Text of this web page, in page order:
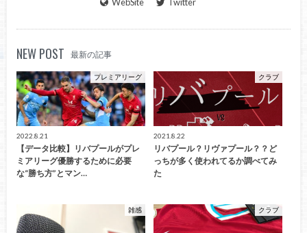
NEW POST 最新の記事
プレミアリーグ
2022.8.21
【データ比較】リバプールがプレ
ミアリーグ優勝するために必要
な“勝ち方”とマン…
クラブ
2021.8.22
リバプール？リヴァプール？？ど
っちが多く使われてるか調べてみ
た
雑感 クラブ